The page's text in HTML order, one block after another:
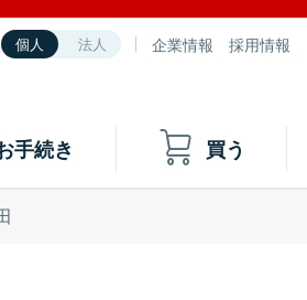
個人 法人 企業情報 採用情報
手続き 買う